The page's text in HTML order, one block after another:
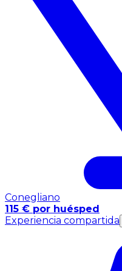
Conegliano
115 € por huésped
Experiencia compartida